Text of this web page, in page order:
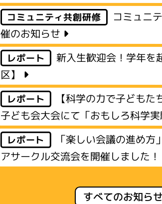
コミュニティ共創研修 コミュニ
催のお知らせ
レポート 新入生歓迎会！学年を
区】
レポート 【科学の力で子ども
子ども会大会にて「おもしろ科学
レポート 「楽しい会議の進め
アサークル交流会を開催しました！
すべてのお知らせ